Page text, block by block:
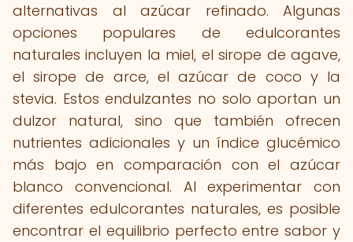
alternativas al azúcar refinado. Algunas
opciones populares de edulcorantes
naturales incluyen la miel, el sirope de agave,
el sirope de arce, el azúcar de coco y la
stevia. Estos endulzantes no solo aportan un
dulzor natural, sino que también ofrecen
nutrientes adicionales y un índice glucémico
más bajo en comparación con el azúcar
blanco convencional. Al experimentar con
diferentes edulcorantes naturales, es posible
encontrar el equilibrio perfecto entre sabor y